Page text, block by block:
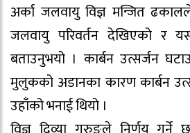
अर्का जलवायु विज्ञ मन्जित
जलवायु परिवर्तन देखिएको र
बताउनुभयो । कार्बन उत्सर्जन
मुलुकको अडानका कारण कार्बन
उहाँको भनाई थियो ।